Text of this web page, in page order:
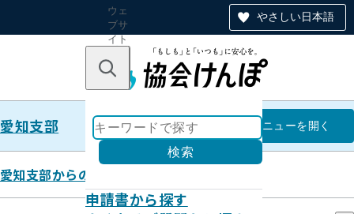
やさしい日本語
ウェ
ブサ
イト
のナ
ン
キーワードで探す
検索
申請書から探す
愛知支部 愛知支部
メニューを開く
愛知支部からのお知らせ